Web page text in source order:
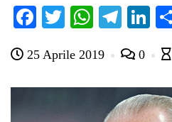
Fa
bo
ok
T
tte
r
W
ts
A
pp
Te
gr
a
m
Li
ed
In
25 Aprile 2019 0